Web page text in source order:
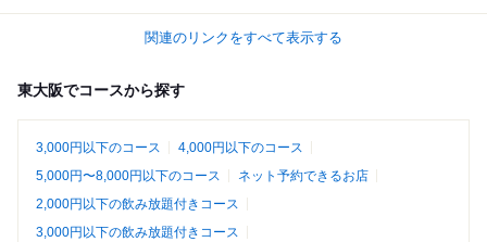
関連のリンクをすべて表示する
東大阪でコースから探す
3,000円以下のコース
4,000円以下のコース
5,000円〜8,000円以下のコース
ネット予約できるお店
2,000円以下の飲み放題付きコース
3,000円以下の飲み放題付きコース